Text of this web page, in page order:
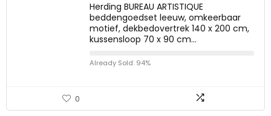
Herding BUREAU ARTISTIQUE
beddengoedset leeuw, omkeerbaar
motief, dekbedovertrek 140 x 200 cm,
kussensloop 70 x 90 cm…
Already Sold: 94%
0